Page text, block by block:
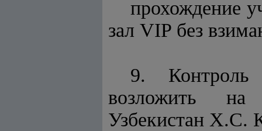
прохождение
зал VIP без
9. Контроль
возложить на
Узбекистан Х.С.